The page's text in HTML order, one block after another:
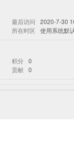
最后访问
2020-7-30
所在时区 使用系统默
积分
0
贡献 0